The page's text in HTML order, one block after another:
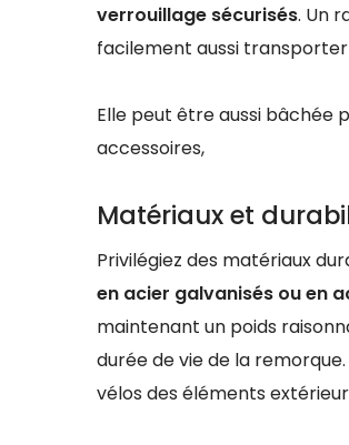
verrouillage sécurisés. Un
facilement aussi
Elle peut être aussi bâchée
accessoires,
Matériaux et
Privilégiez des matériaux
en acier galvanisés ou en
maintenant un poids
durée de vie de la
vélos des éléments